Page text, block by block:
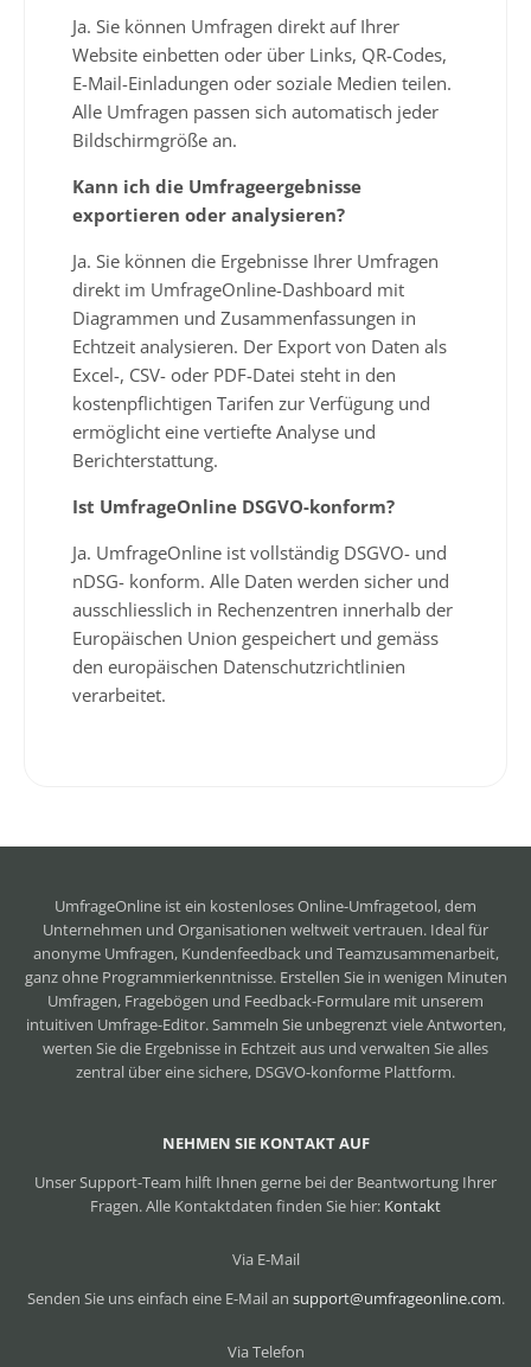
Ja. Sie können Umfragen direkt auf Ihrer
Website einbetten oder über Links, QR-Codes,
E-Mail-Einladungen oder soziale Medien teilen.
Alle Umfragen passen sich automatisch jeder
Bildschirmgröße an.
Kann ich die Umfrageergebnisse
exportieren oder analysieren?
Ja. Sie können die Ergebnisse Ihrer Umfragen
direkt im UmfrageOnline-Dashboard mit
Diagrammen und Zusammenfassungen in
Echtzeit analysieren. Der Export von Daten als
Excel-, CSV- oder PDF-Datei steht in den
kostenpflichtigen Tarifen zur Verfügung und
ermöglicht eine vertiefte Analyse und
Berichterstattung.
Ist UmfrageOnline DSGVO-konform?
Ja. UmfrageOnline ist vollständig DSGVO- und
nDSG- konform. Alle Daten werden sicher und
ausschliesslich in Rechenzentren innerhalb der
Europäischen Union gespeichert und gemäss
den europäischen Datenschutzrichtlinien
verarbeitet.
UmfrageOnline ist ein kostenloses Online-Umfragetool, dem
Unternehmen und Organisationen weltweit vertrauen. Ideal für
anonyme Umfragen, Kundenfeedback und Teamzusammenarbeit,
ganz ohne Programmierkenntnisse. Erstellen Sie in wenigen Minuten
Umfragen, Fragebögen und Feedback-Formulare mit unserem
intuitiven Umfrage-Editor. Sammeln Sie unbegrenzt viele Antworten,
werten Sie die Ergebnisse in Echtzeit aus und verwalten Sie alles
zentral über eine sichere, DSGVO-konforme Plattform.
NEHMEN SIE KONTAKT AUF
Unser Support-Team hilft Ihnen gerne bei der Beantwortung Ihrer
Fragen. Alle Kontaktdaten finden Sie hier: Kontakt
Via E-Mail
Senden Sie uns einfach eine E-Mail an support@umfrageonline.com.
Via Telefon